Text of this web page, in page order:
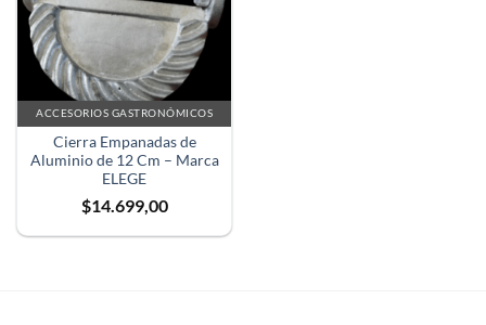
ACCESORIOS GASTRONÓMICOS
Cierra Empanadas de
Aluminio de 12 Cm – Marca
ELEGE
$14.699,00